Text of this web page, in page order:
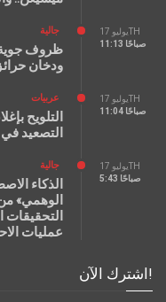
يوليو 17TH
11:13 صباحًا
جالية
ظروف جوية
ودخان
يوليو 17TH
11:04 صباحًا
عربيات
التلويح
التصعيد
يوليو 17TH
5:43 صباحًا
جالية
الذكاء
الوهمي»
عمليات
اشترك الآن!